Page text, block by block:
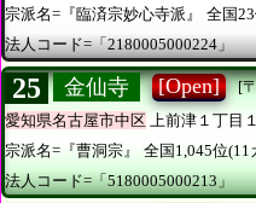
宗派名=『臨済宗妙心寺派』
全国
法人コード=「2180005000224」
25 金仙寺 [Open]
[
愛知県名古屋市中区 上前津１丁目
宗派名=『曹洞宗』
全国1,045位(11
法人コード=「5180005000213」